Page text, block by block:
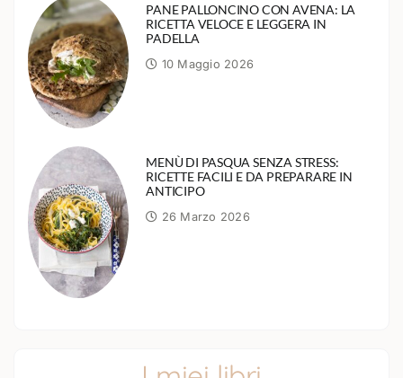
PANE PALLONCINO CON AVENA: LA
RICETTA VELOCE E LEGGERA IN
PADELLA
10 Maggio 2026
MENÙ DI PASQUA SENZA STRESS:
RICETTE FACILI E DA PREPARARE IN
ANTICIPO
26 Marzo 2026